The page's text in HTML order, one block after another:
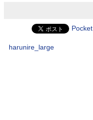
Pocket
harunire_large